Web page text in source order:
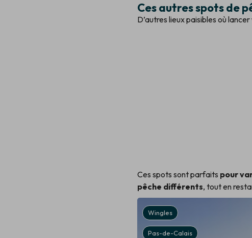
Ces autres spots de
D’autres lieux paisibles où
Ces spots sont parfaits pour
pêche différents, tout en
Wingles
Pas-de-Calais